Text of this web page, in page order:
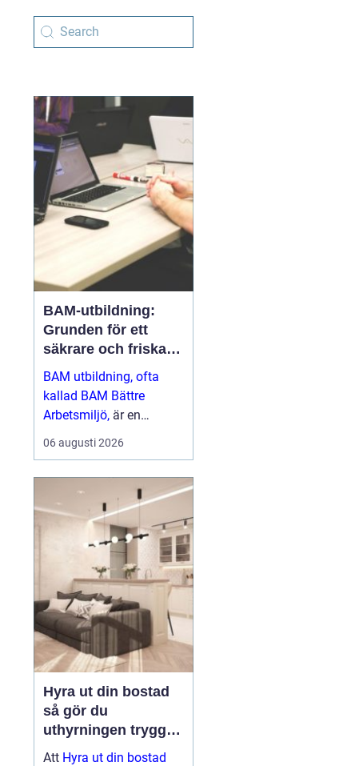
BAM-utbildning:
Grunden för ett
säkrare och friskare
arbetsliv
BAM utbildning, ofta
kallad BAM Bättre
Arbetsmiljö, är en
grundkurs som ger
chefer, skyddsombud
nyckelpersoner verkt...
06 augusti 2026
Hyra ut din bostad
så gör du
uthyrningen trygg,
lönsam och smidig
Att Hyra ut din bostad